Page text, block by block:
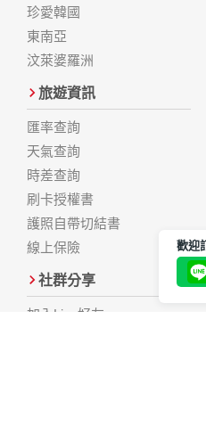
珍愛韓國
東南亞
汶萊婆羅洲
旅遊資訊
匯率查詢
天氣查詢
時差查詢
刷卡授權書
護照自帶切結書
線上保險
社群分享
加入Line好友